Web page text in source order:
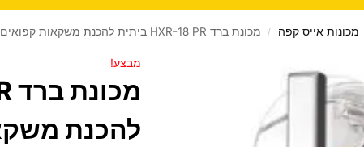
מכונות אייס קפה / מכונת ברד HXR-18 PR ביתית להכנת משקאות קפואים Prosonic
מבצע!
להכנת